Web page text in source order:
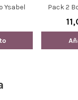
Dedos Para
al carrito